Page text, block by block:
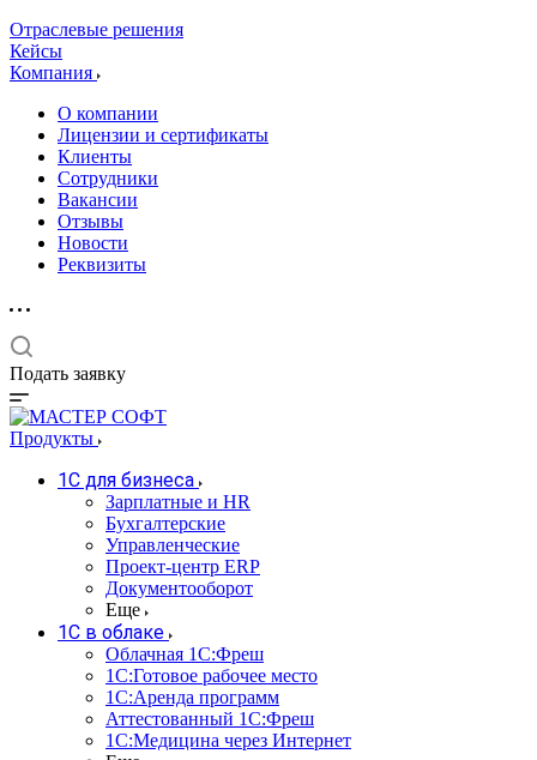
Отраслевые решения
Кейсы
Компания
О компании
Лицензии и сертификаты
Клиенты
Сотрудники
Вакансии
Отзывы
Новости
Реквизиты
Подать заявку
Продукты
1С для бизнеса
Зарплатные и HR
Бухгалтерские
Управленческие
Проект-центр ERP
Документооборот
Еще
1C в облаке
Облачная 1С:Фреш
1С:Готовое рабочее место
1C:Аренда программ
Аттестованный 1С:Фреш
1С:Медицина через Интернет